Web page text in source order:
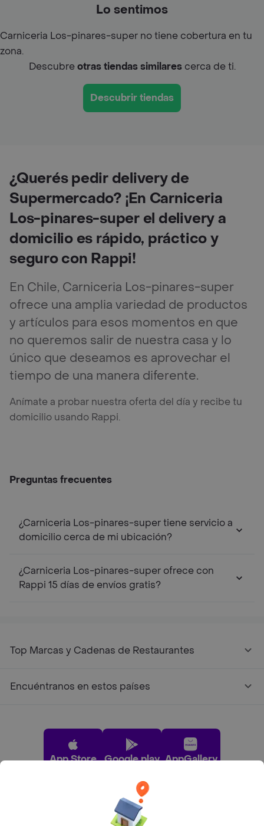
Lo sentimos
Carniceria Los-pinares-super no tiene cobertura en tu
zona.
Descubreotras tiendas similarescerca de ti.
Descubrir tiendas
¿Querés pedir delivery de
Supermercado? ¡En Carniceria
Los-pinares-super el delivery a
domicilio es rápido, práctico y
seguro con Rappi!
En Chile, Carniceria Los-pinares-super
ofrece una amplia variedad de productos
y artículos para esos momentos en que
no queremos salir de nuestra casa y lo
único que deseamos es aprovechar el
tiempo de una manera diferente.
Anímate a probar nuestra oferta del día y recibe tu
domicilio usando Rappi.
Preguntas frecuentes
¿Carniceria Los-pinares-super tiene servicio a
domicilio cerca de mi ubicación?
¿Carniceria Los-pinares-super ofrece con
Rappi 15 días de envíos gratis?
Top Marcas y Cadenas de Restaurantes
Encuéntranos en estos países
App Store Google play AppGallery
Pide tu comida favorita cerca de ti